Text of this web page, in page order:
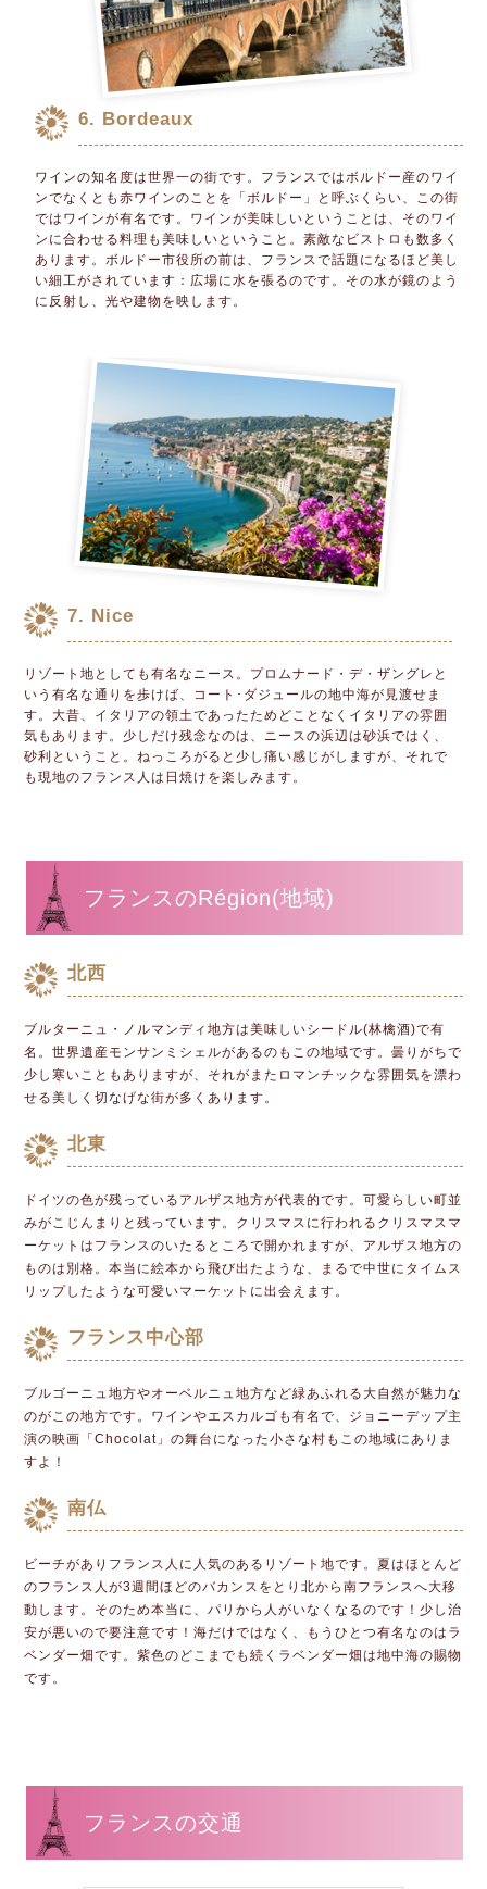
6. Bordeaux
ワインの知名度は世界一の街です。フランスではボルドー産のワイ
ンでなくとも赤ワインのことを「ボルドー」と呼ぶくらい、この街
ではワインが有名です。ワインが美味しいということは、そのワイ
ンに合わせる料理も美味しいということ。素敵なビストロも数多く
あります。ボルドー市役所の前は、フランスで話題になるほど美し
い細工がされています：広場に水を張るのです。その水が鏡のよう
に反射し、光や建物を映します。
7. Nice
リゾート地としても有名なニース。プロムナード・デ・ザングレと
いう有名な通りを歩けば、コート･ダジュールの地中海が見渡せま
す。大昔、イタリアの領土であったためどことなくイタリアの雰囲
気もあります。少しだけ残念なのは、ニースの浜辺は砂浜ではく、
砂利ということ。ねっころがると少し痛い感じがしますが、それで
も現地のフランス人は日焼けを楽しみます。
フランスのRégion(地域)
北西
ブルターニュ・ノルマンディ地方は美味しいシードル(林檎酒)で有
名。世界遺産モンサンミシェルがあるのもこの地域です。曇りがちで
少し寒いこともありますが、それがまたロマンチックな雰囲気を漂わ
せる美しく切なげな街が多くあります。
北東
ドイツの色が残っているアルザス地方が代表的です。可愛らしい町並
みがこじんまりと残っています。クリスマスに行われるクリスマスマ
ーケットはフランスのいたるところで開かれますが、アルザス地方の
ものは別格。本当に絵本から飛び出たような、まるで中世にタイムス
リップしたような可愛いマーケットに出会えます。
フランス中心部
ブルゴーニュ地方やオーベルニュ地方など緑あふれる大自然が魅力な
のがこの地方です。ワインやエスカルゴも有名で、ジョニーデップ主
演の映画「Chocolat」の舞台になった小さな村もこの地域にありま
すよ！
南仏
ビーチがありフランス人に人気のあるリゾート地です。夏はほとんど
のフランス人が3週間ほどのバカンスをとり北から南フランスへ大移
動します。そのため本当に、パリから人がいなくなるのです！少し治
安が悪いので要注意です！海だけではなく、もうひとつ有名なのはラ
ベンダー畑です。紫色のどこまでも続くラベンダー畑は地中海の賜物
です。
フランスの交通